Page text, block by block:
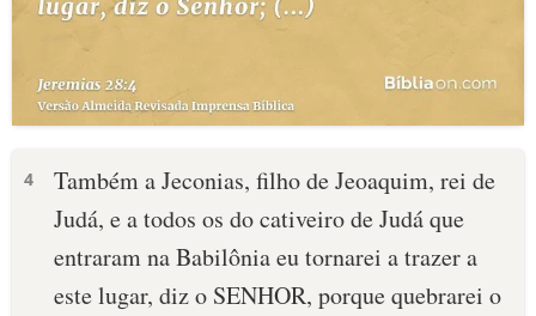
4
Também a Jeconias, filho de Jeoaquim, rei de
Judá, e a todos os do cativeiro de Judá que
entraram na Babilônia eu tornarei a trazer a
este lugar, diz o SENHOR, porque quebrarei o